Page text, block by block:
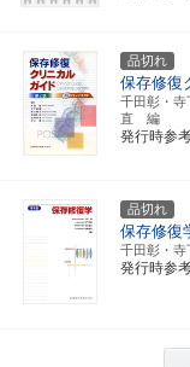
品切れ
保存修復
千田彰・寺
直 編
発行時参
品切れ
保存修復
千田彰・
発行時参